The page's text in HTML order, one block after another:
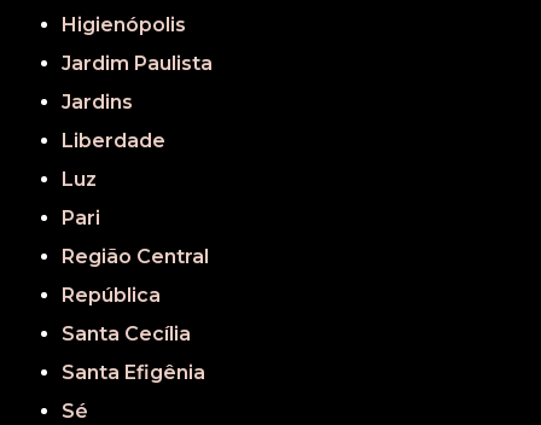
Higienópolis
Jardim Paulista
Jardins
Liberdade
Luz
Pari
Região Central
República
Santa Cecília
Santa Efigênia
Sé